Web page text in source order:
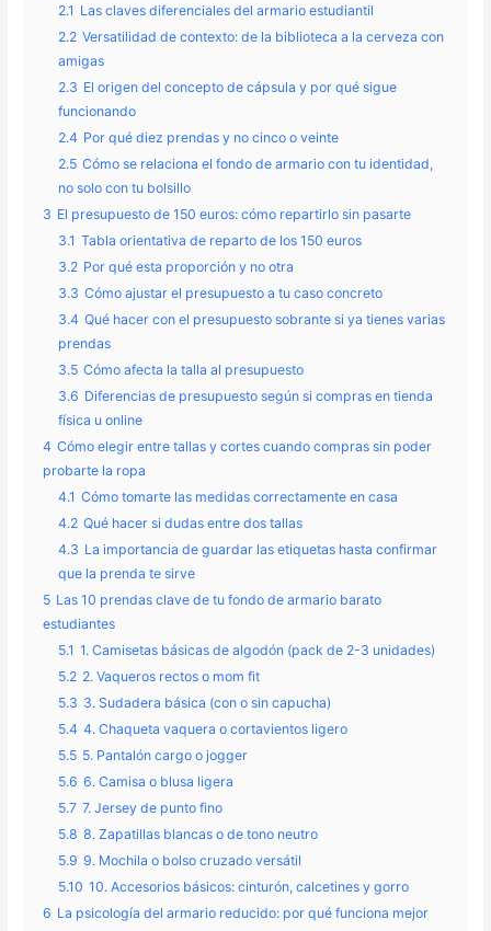
2.1 Las claves diferenciales del armario estudiantil
2.2 Versatilidad de contexto: de la biblioteca a la cerveza con
amigas
2.3 El origen del concepto de cápsula y por qué sigue
funcionando
2.4 Por qué diez prendas y no cinco o veinte
2.5 Cómo se relaciona el fondo de armario con tu identidad,
no solo con tu bolsillo
3 El presupuesto de 150 euros: cómo repartirlo sin pasarte
3.1 Tabla orientativa de reparto de los 150 euros
3.2 Por qué esta proporción y no otra
3.3 Cómo ajustar el presupuesto a tu caso concreto
3.4 Qué hacer con el presupuesto sobrante si ya tienes varias
prendas
3.5 Cómo afecta la talla al presupuesto
3.6 Diferencias de presupuesto según si compras en tienda
física u online
4 Cómo elegir entre tallas y cortes cuando compras sin poder
probarte la ropa
4.1 Cómo tomarte las medidas correctamente en casa
4.2 Qué hacer si dudas entre dos tallas
4.3 La importancia de guardar las etiquetas hasta confirmar
que la prenda te sirve
5 Las 10 prendas clave de tu fondo de armario barato
estudiantes
5.1 1. Camisetas básicas de algodón (pack de 2-3 unidades)
5.2 2. Vaqueros rectos o mom fit
5.3 3. Sudadera básica (con o sin capucha)
5.4 4. Chaqueta vaquera o cortavientos ligero
5.5 5. Pantalón cargo o jogger
5.6 6. Camisa o blusa ligera
5.7 7. Jersey de punto fino
5.8 8. Zapatillas blancas o de tono neutro
5.9 9. Mochila o bolso cruzado versátil
5.10 10. Accesorios básicos: cinturón, calcetines y gorro
6 La psicología del armario reducido: por qué funciona mejor